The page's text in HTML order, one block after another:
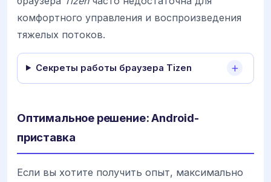
комфортного управления и воспроизведения
тяжелых потоков.
Секреты работы браузера Tizen
Оптимальное решение: Android-
приставка
Если вы хотите получить опыт, максимально